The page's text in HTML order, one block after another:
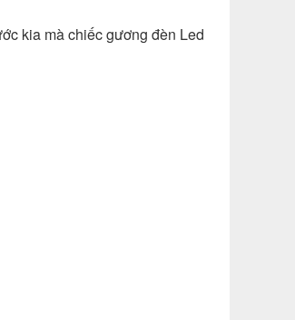
kia mà chiếc gương đèn Led